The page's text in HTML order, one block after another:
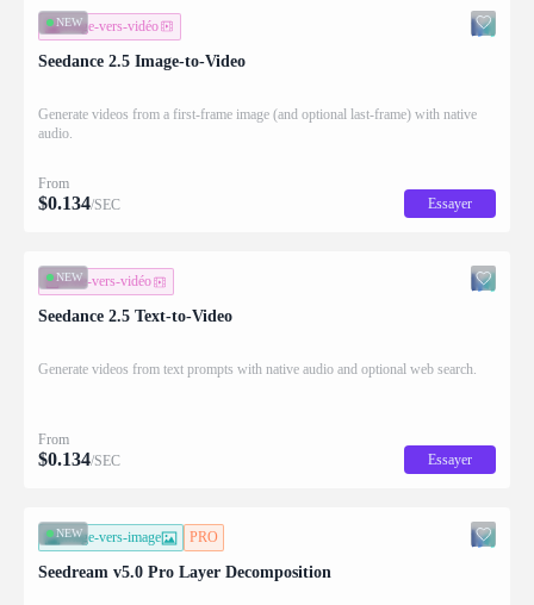
NEW
image-vers-vidéo
Seedance 2.5 Image-to-Video
Generate videos from a first-frame image (and optional last-frame) with native
audio.
From
$0.134/SEC Essayer
NEW
texte-vers-vidéo
Seedance 2.5 Text-to-Video
Generate videos from text prompts with native audio and optional web search.
From
$0.134/SEC Essayer
NEW
image-vers-image PRO
Seedream v5.0 Pro Layer Decomposition